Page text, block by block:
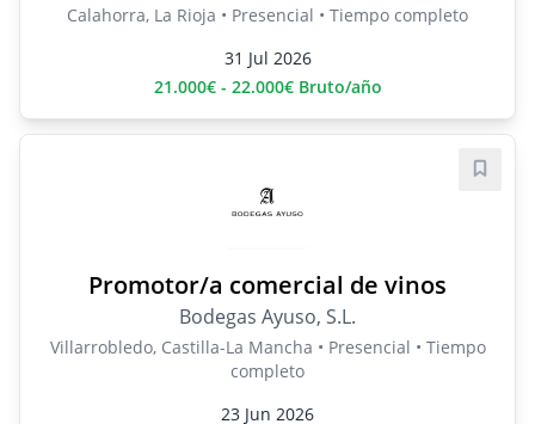
Calahorra, La Rioja • Presencial • Tiempo completo
31 Jul 2026
21.000€ - 22.000€ Bruto/año
Promotor/a comercial de vinos
Bodegas Ayuso, S.L.
Villarrobledo, Castilla-La Mancha • Presencial • Tiempo
completo
23 Jun 2026